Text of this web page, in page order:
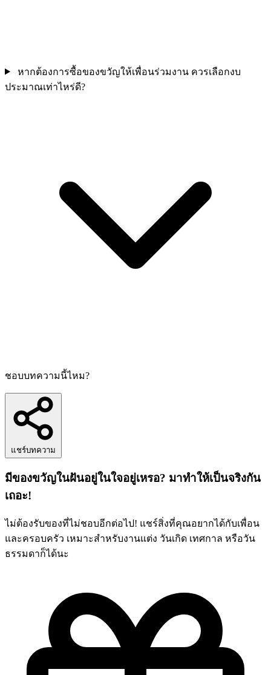
หากต้องการซื้อของขวัญให้เพื่อนร่วมงาน ควรเลือกงบ
ประมาณเท่าไหร่ดี?
ชอบบทความนี้ไหม?
แชร์บทความ
มีของขวัญในฝันอยู่ในใจอยู่เหรอ? มาทำให้เป็นจริงกัน
เถอะ!
ไม่ต้องรับของที่ไม่ชอบอีกต่อไป! แชร์สิ่งที่คุณอยากได้กับเพื่อน
และครอบครัว เหมาะสำหรับงานแต่ง วันเกิด เทศกาล หรือวัน
ธรรมดาก็ได้นะ